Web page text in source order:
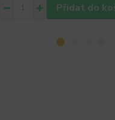
Přidat do